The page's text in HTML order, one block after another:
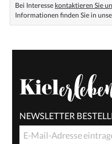
Bei Interesse kontaktieren Sie
Informationen finden Sie in
NEWSLETTER